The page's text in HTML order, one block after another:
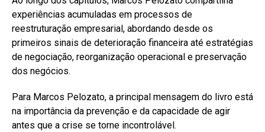
experiências acumuladas em processos de
reestruturação empresarial, abordando desde os
primeiros sinais de deterioração financeira até estratégias
de negociação, reorganização operacional e preservação
dos negócios.
Para Marcos Pelozato, a principal mensagem do livro está
na importância da prevenção e da capacidade de agir
antes que a crise se torne incontrolável.